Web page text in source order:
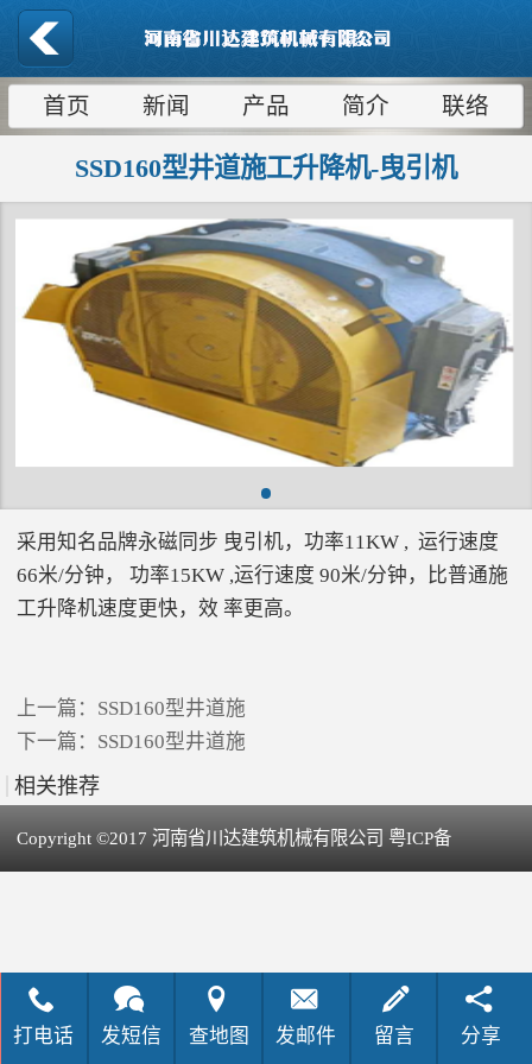
首页 新闻 产品 简介 联络
SSD160型井道施工升降机-曳引机
采用知名品牌永磁同步 曳引机，功率11KW , 运行速度
66米/分钟， 功率15KW ,运行速度 90米/分钟，比普通施
工升降机速度更快，效 率更高。
上一篇： SSD160型井道施
下一篇： SSD160型井道施
相关推荐
Copyright ©2017 河南省川达建筑机械有限公司 粤ICP备
打电话 发短信 查地图 发邮件 留言 分享